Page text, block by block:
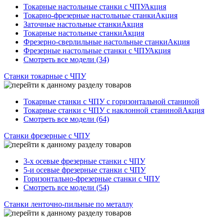
Токарные настольные станки с ЧПУАкция
Токарно-фрезерные настольные станкиАкция
Заточные настольные станкиАкция
Токарные настольные станкиАкция
Фрезерно-сверлильные настольные станкиАкция
Фрезерные настольные станки с ЧПУАкция
Смотреть все модели (34)
Станки токарные с ЧПУ
Токарные станки с ЧПУ с горизонтальной станиной
Токарные станки с ЧПУ с наклонной станинойАкция
Смотреть все модели (64)
Станки фрезерные с ЧПУ
3-х осевые фрезерные станки с ЧПУ
5-и осевые фрезерные станки с ЧПУ
Горизонтально-фрезерные станки с ЧПУ
Смотреть все модели (54)
Станки ленточно-пильные по металлу